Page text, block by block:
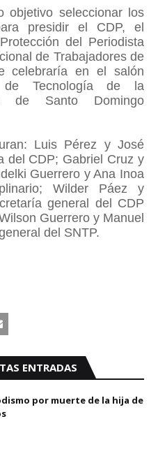
objetivo seleccionar los
presidir el CDP, el
del Periodista
de Trabajadores de
celebraría en el salón
Tecnología de la
de Santo Domingo
Luis Pérez y José
del CDP; Gabriel Cruz y
Guerrero y Ana Inoa
Wilder Páez y
general del CDP
Guerrero y Manuel
del SNTP.
ENTRADAS
por muerte de la hija de